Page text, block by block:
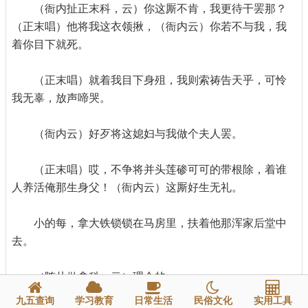
（衙内扯正末科，云）你这厮不肯，我更待干罢那？
（正末唱）他将我这衣领揪，（衙内云）你若不与我，我
着你目下就死。
（正末唱）就着我目下身殂，我则索祷告天乎，可怜
我无辜，放声啼哭。
（衙内云）好歹将这媳妇与我做个夫人罢。
（正末唱）哎，不争将并头莲碜可可的带根除，着谁
人养活俺那生身父！（衙内云）这厮好生无礼。
小的每，拿大铁锁锁在马房里，扶着他那浑家后堂中
去。
（随从做拿科，云）理会的。
九五查询 学习教育 日常生活 民俗文化 实用工具